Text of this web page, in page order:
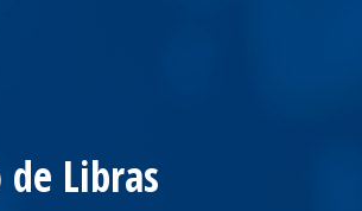
Libras